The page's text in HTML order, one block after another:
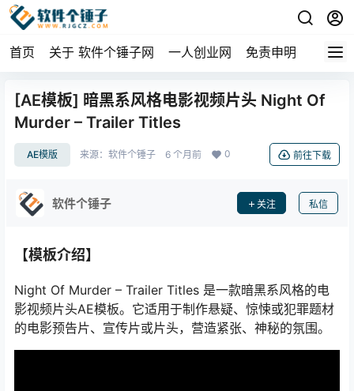
首页 关于 软件个锤子网 一人创业网 免责申明
[AE模板] 暗黑系风格电影视频片头 Night Of
Murder – Trailer Titles
AE模版 来源： 软件个锤子 6 个月前 0 前往下载
软件个锤子 关注 私信
【模板介绍】
Night Of Murder – Trailer Titles 是一款暗黑系风格的电
影视频片头AE模板。它适用于制作悬疑、惊悚或犯罪题材
的电影预告片、宣传片或片头，营造紧张、神秘的氛围。